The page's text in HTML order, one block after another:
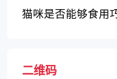
猫咪是否能够食用
二维码